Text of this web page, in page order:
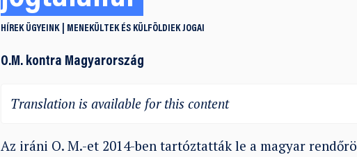
HÍREK ÜGYEINK MENEKÜLTEK ÉS KÜLFÖLDIEK JOGAI
O.M. kontra Magyarország
Translation is available for this content
Az iráni O. M.-et 2014-ben tartóztatták le a magyar